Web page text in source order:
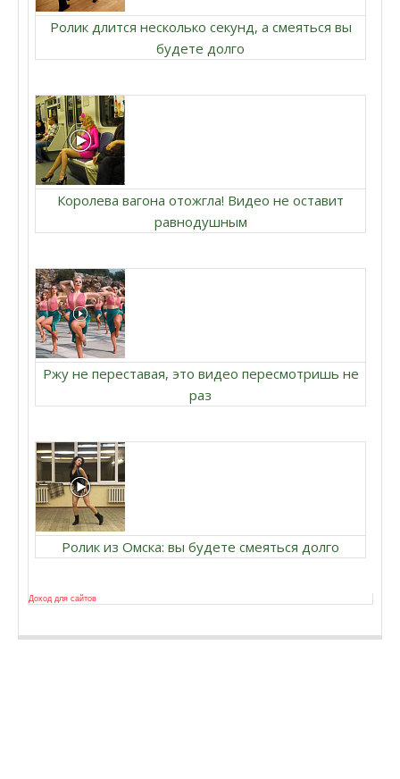
Ролик длится несколько секунд, а смеяться вы
будете долго
Королева вагона отожгла! Видео не оставит
равнодушным
Ржу не переставая, это видео пересмотришь не
раз
Ролик из Омска: вы будете смеяться долго
Доход для сайтов